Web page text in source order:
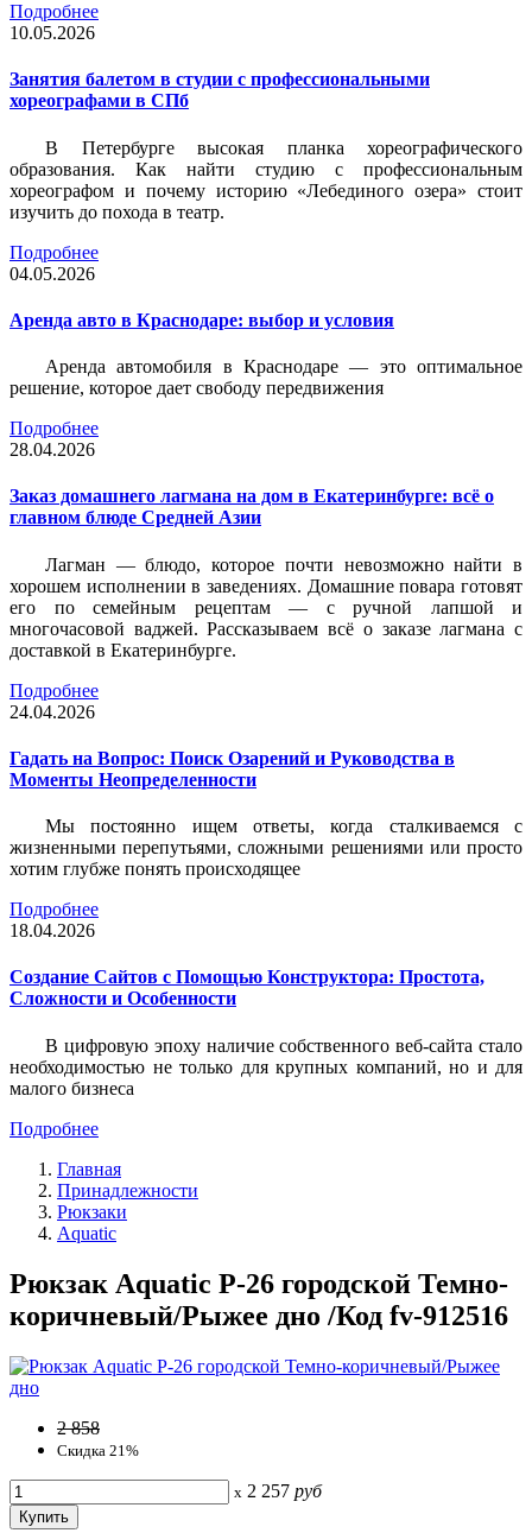
Подробнее
10.05.2026
Занятия балетом в студии с профессиональными
хореографами в СПб
В Петербурге высокая планка хореографического
образования. Как найти студию с профессиональным
хореографом и почему историю «Лебединого озера» стоит
изучить до похода в театр.
Подробнее
04.05.2026
Аренда авто в Краснодаре: выбор и условия
Аренда автомобиля в Краснодаре — это оптимальное
решение, которое дает свободу передвижения
Подробнее
28.04.2026
Заказ домашнего лагмана на дом в Екатеринбурге: всё о
главном блюде Средней Азии
Лагман — блюдо, которое почти невозможно найти в
хорошем исполнении в заведениях. Домашние повара готовят
его по семейным рецептам — с ручной лапшой и
многочасовой ваджей. Рассказываем всё о заказе лагмана с
доставкой в Екатеринбурге.
Подробнее
24.04.2026
Гадать на Вопрос: Поиск Озарений и Руководства в
Моменты Неопределенности
Мы постоянно ищем ответы, когда сталкиваемся с
жизненными перепутьями, сложными решениями или просто
хотим глубже понять происходящее
Подробнее
18.04.2026
Создание Сайтов с Помощью Конструктора: Простота,
Сложности и Особенности
В цифровую эпоху наличие собственного веб-сайта стало
необходимостью не только для крупных компаний, но и для
малого бизнеса
Подробнее
Главная
Принадлежности
Рюкзаки
Aquatic
Рюкзак Aquatic Р-26 городской Темно-
коричневый/Рыжее дно /Код fv-912516
2 858
Скидка 21%
x 2 257 руб